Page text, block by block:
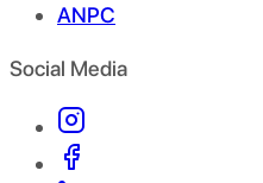
ANPC
Social Media